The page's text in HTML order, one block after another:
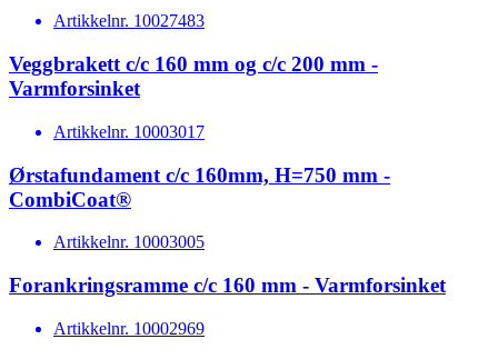
Artikkelnr. 10027483
Veggbrakett c/c 160 mm og c/c 200 mm -
Varmforsinket
Artikkelnr. 10003017
Ørstafundament c/c 160mm, H=750 mm -
CombiCoat®
Artikkelnr. 10003005
Forankringsramme c/c 160 mm - Varmforsinket
Artikkelnr. 10002969